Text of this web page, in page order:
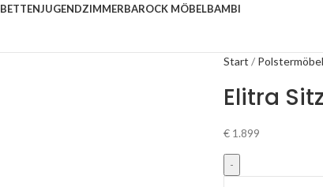
BETTENJUGENDZIMMERBAROCK MÖBELBAMBI
Start Polstermöbel
Elitra
€ 1.899